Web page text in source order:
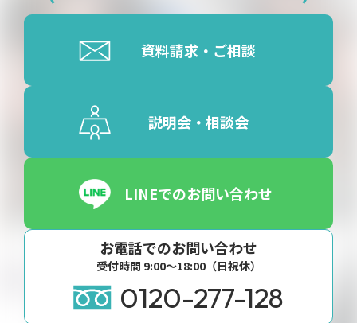
資料請求・ご相談
説明会・相談会
LINEでのお問い合わせ
お電話でのお問い合わせ
受付時間 9:00〜18:00（日祝休）
0120-277-128